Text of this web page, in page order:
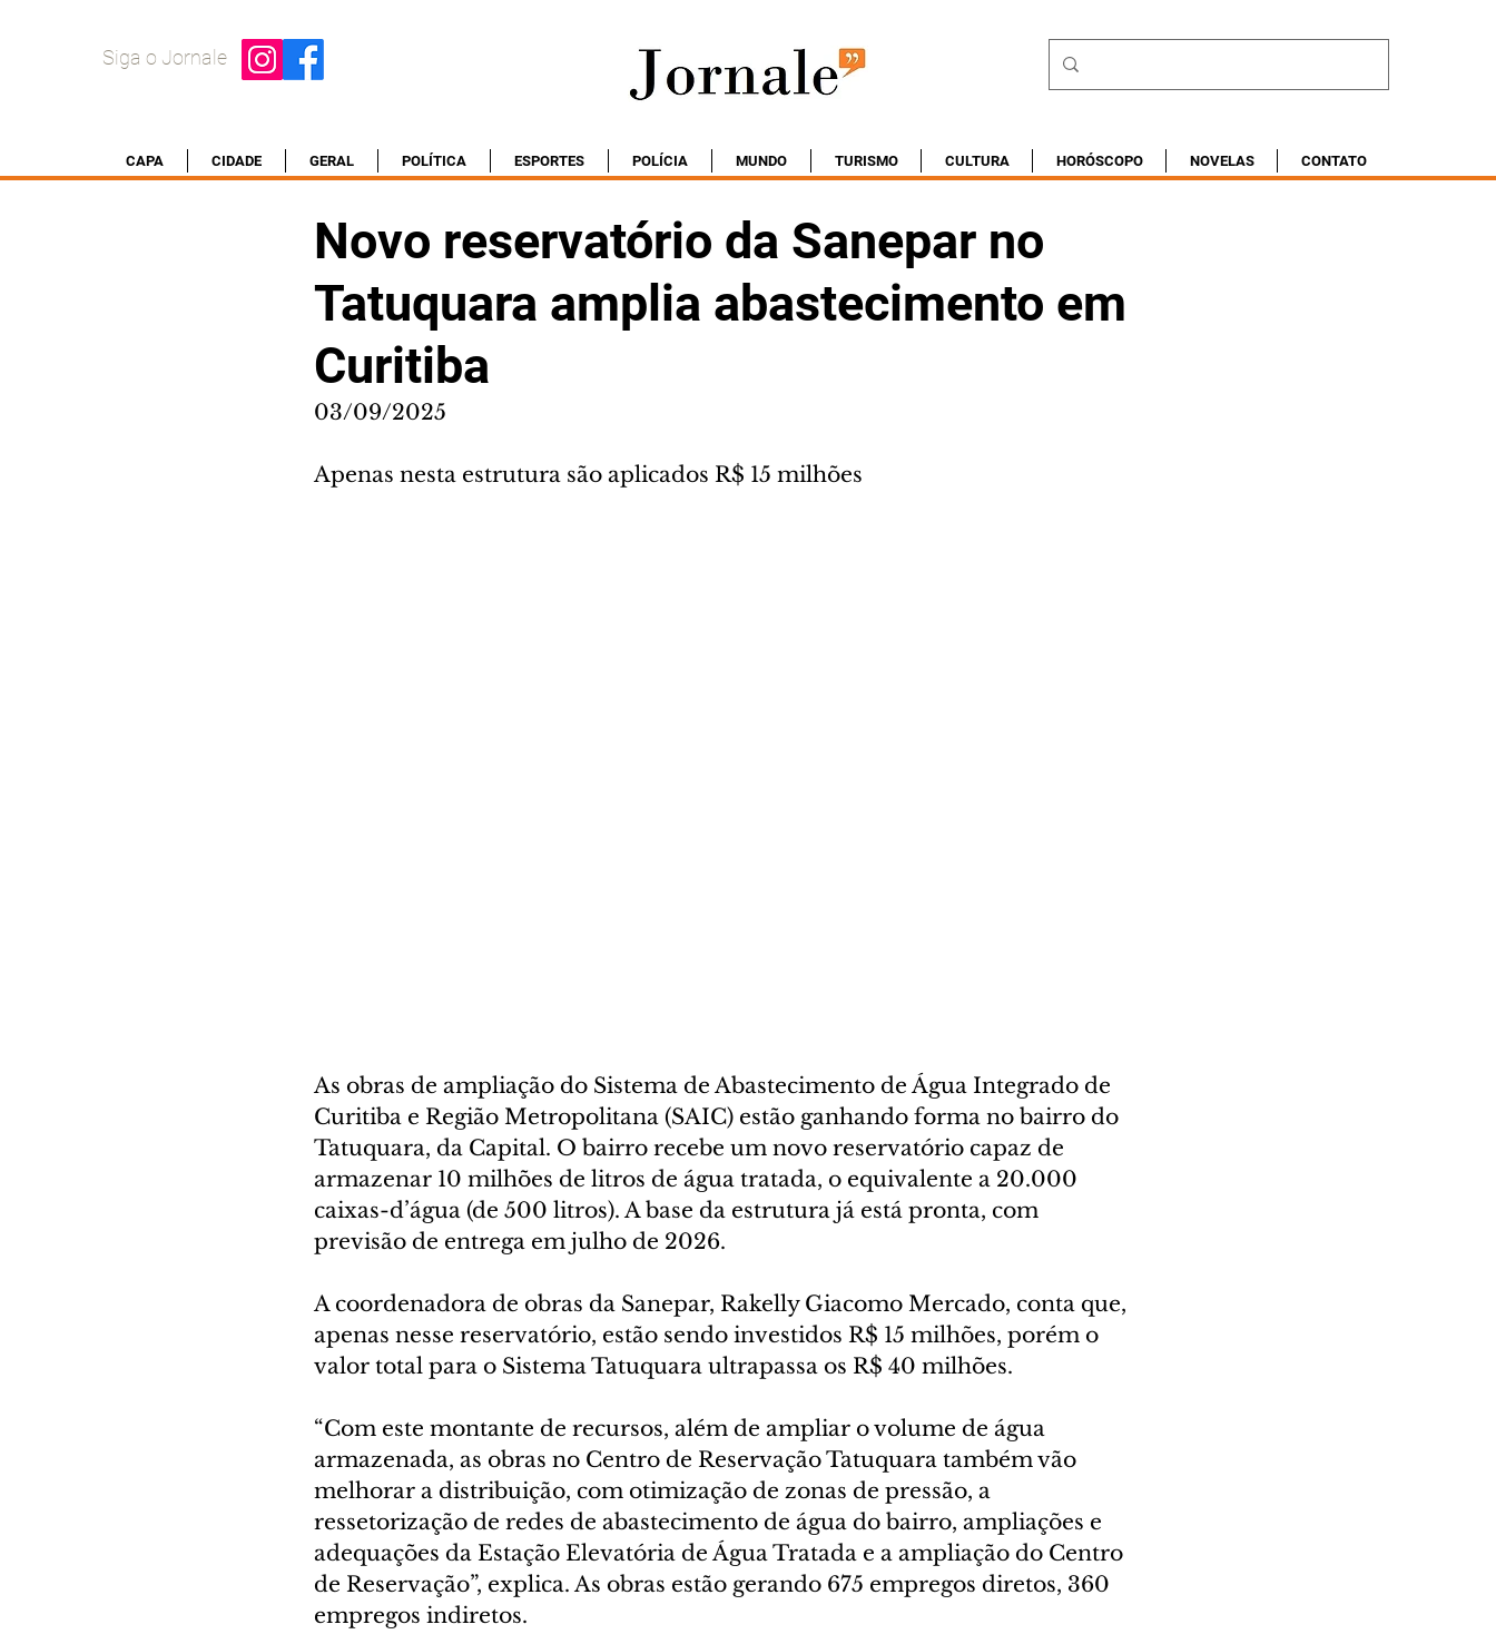
Siga o Jornale
CAPA CIDADE GERAL POLÍTICA ESPORTES POLÍCIA MUNDO TURISMO CULTURA HORÓSCOPO NOVELAS CONTATO
Novo reservatório da Sanepar no
Tatuquara amplia abastecimento em
Curitiba
03/09/2025
Apenas nesta estrutura são aplicados R$ 15 milhões
As obras de ampliação do Sistema de Abastecimento de Água Integrado de
Curitiba e Região Metropolitana (SAIC) estão ganhando forma no bairro do
Tatuquara, da Capital. O bairro recebe um novo reservatório capaz de
armazenar 10 milhões de litros de água tratada, o equivalente a 20.000
caixas-d’água (de 500 litros). A base da estrutura já está pronta, com
previsão de entrega em julho de 2026.
A coordenadora de obras da Sanepar, Rakelly Giacomo Mercado, conta que,
apenas nesse reservatório, estão sendo investidos R$ 15 milhões, porém o
valor total para o Sistema Tatuquara ultrapassa os R$ 40 milhões.
“Com este montante de recursos, além de ampliar o volume de água
armazenada, as obras no Centro de Reservação Tatuquara também vão
melhorar a distribuição, com otimização de zonas de pressão, a
ressetorização de redes de abastecimento de água do bairro, ampliações e
adequações da Estação Elevatória de Água Tratada e a ampliação do Centro
de Reservação”, explica. As obras estão gerando 675 empregos diretos, 360
empregos indiretos.